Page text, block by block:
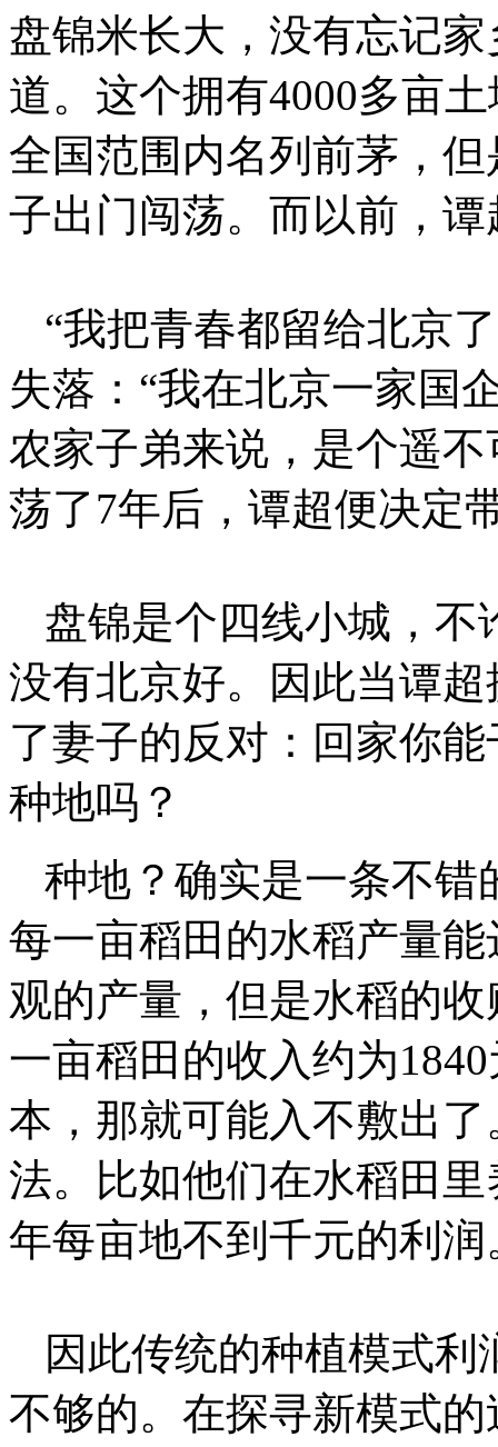
盘锦米长大，没有忘记
道。这个拥有4000多亩
全国范围内名列前茅，
子出门闯荡。而以前，
“我把青春都留给北京
失落：“我在北京一家国
农家子弟来说，是个遥
荡了7年后，谭超便决定
盘锦是个四线小城，不
没有北京好。因此当谭
了妻子的反对：回家你
种地吗？
种地？确实是一条不错
每一亩稻田的水稻产量
观的产量，但是水稻的
一亩稻田的收入约为
本，那就可能入不敷出
法。比如他们在水稻田
年每亩地不到千元的利润
因此传统的种植模式
不够的。在探寻新模式